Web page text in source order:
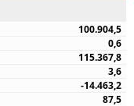
100.904,5
0,6
115.367,8
3,6
-14.463,2
87,5